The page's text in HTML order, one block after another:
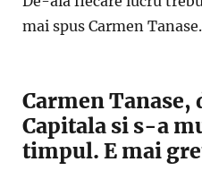
mai spus Carmen Tanase.
Carmen Tanase,
Capitala si s-a
timpul. E mai